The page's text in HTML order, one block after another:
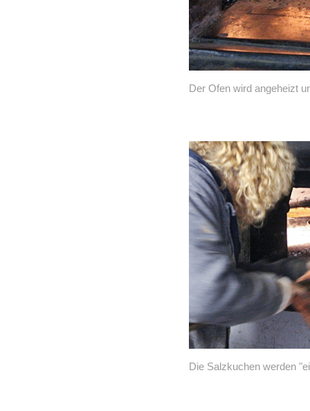
Der Ofen wird angeheizt
Die Salzkuchen werden